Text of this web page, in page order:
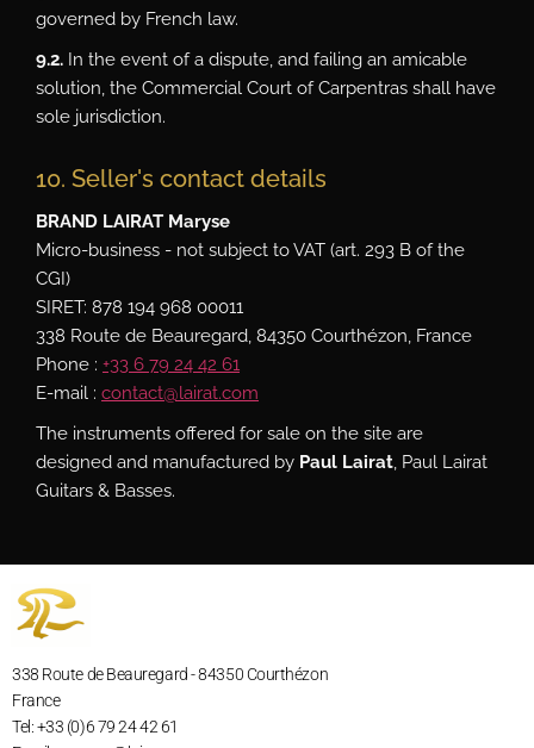
governed by French law.
9.2. In the event of a dispute, and failing an amicable
solution, the Commercial Court of Carpentras shall have
sole jurisdiction.
10. Seller's contact details
BRAND LAIRAT Maryse
Micro-business - not subject to VAT (art. 293 B of the
CGI)
SIRET: 878 194 968 00011
338 Route de Beauregard, 84350 Courthézon, France
Phone : +33 6 79 24 42 61
E-mail : contact@lairat.com
The instruments offered for sale on the site are
designed and manufactured by Paul Lairat, Paul Lairat
Guitars & Basses.
338 Route de Beauregard - 84350 Courthézon
France
Tel: +33 (0)6 79 24 42 61